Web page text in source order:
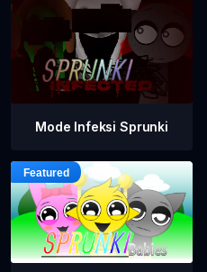
Mode Infeksi Sprunki